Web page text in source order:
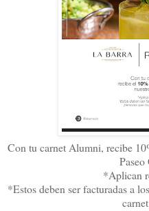
Con tu carnet Alumni, recibe
*Aplican
*Estos deben ser facturadas a